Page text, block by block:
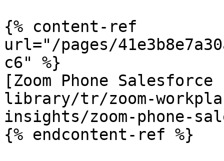
{% content-ref
url="/pages/
c6" %}
[Zoom Phone
library/tr/zoom-
insights/zoom-phone-
{% endcontent-ref %}